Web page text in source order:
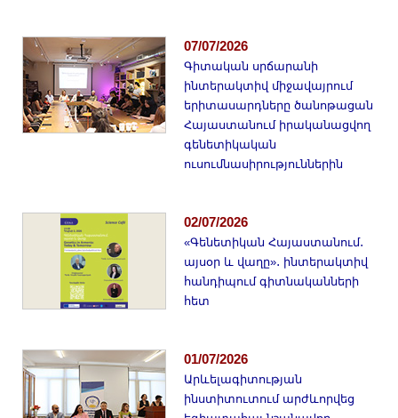
Ազդեր
Հոբելյաններ
Համալսարաններ
Նորություններ
Գիտական արդյունքներ
Սփյուռքի գիտնականները
Մեր երախտավորները
Հայտարարություններ
Կայքի քարտեզ
07/07/2026
Գիտական սրճարանի
ինտերակտիվ միջավայրում
երիտասարդները ծանոթացան
Հայաստանում իրականացվող
գենետիկական
ուսումնասիրություններին
02/07/2026
«Գենետիկան Հայաստանում․
այսօր և վաղը»․ ինտերակտիվ
հանդիպում գիտնականների
հետ
01/07/2026
Արևելագիտության
ինստիտուտում արժևորվեց